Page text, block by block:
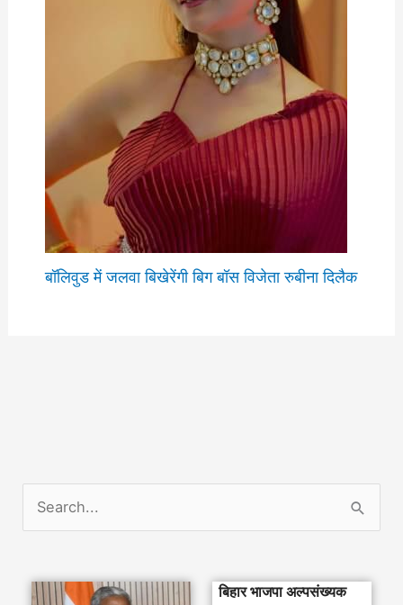
बॉलिवुड में जलवा बिखेरेंगी बिग बॉस विजेता रुबीना दिलैक
बिहार भाजपा अल्पसंख्यक